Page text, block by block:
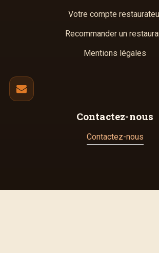
Votre compte
Recommander un
Mentions légales
Contactez-nous
Contactez-nous